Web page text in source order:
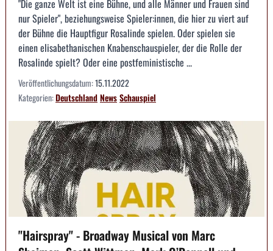
"Die ganze Welt ist eine Bühne, und alle Männer und Frauen sind
nur Spieler", beziehungsweise Spieler:innen, die hier zu viert auf
der Bühne die Hauptfigur Rosalinde spielen. Oder spielen sie
einen elisabethanischen Knabenschauspieler, der die Rolle der
Rosalinde spielt? Oder eine postfeministische ...
Veröffentlichungsdatum:15.11.2022
Kategorien:DeutschlandNewsSchauspiel
"Hairspray" - Broadway Musical von Marc